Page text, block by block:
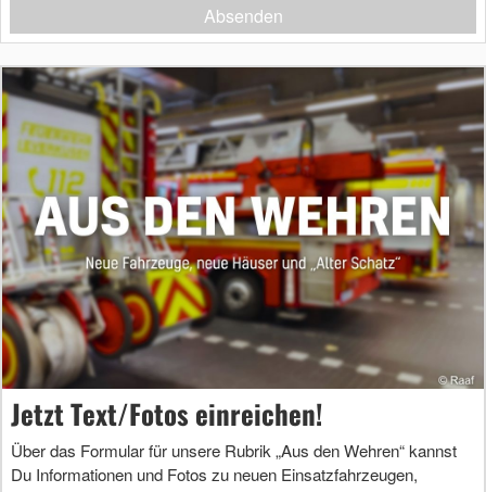
Absenden
Jetzt Text/Fotos einreichen!
Über das Formular für unsere Rubrik „Aus den Wehren“ kannst
Du Informationen und Fotos zu neuen Einsatzfahrzeugen,